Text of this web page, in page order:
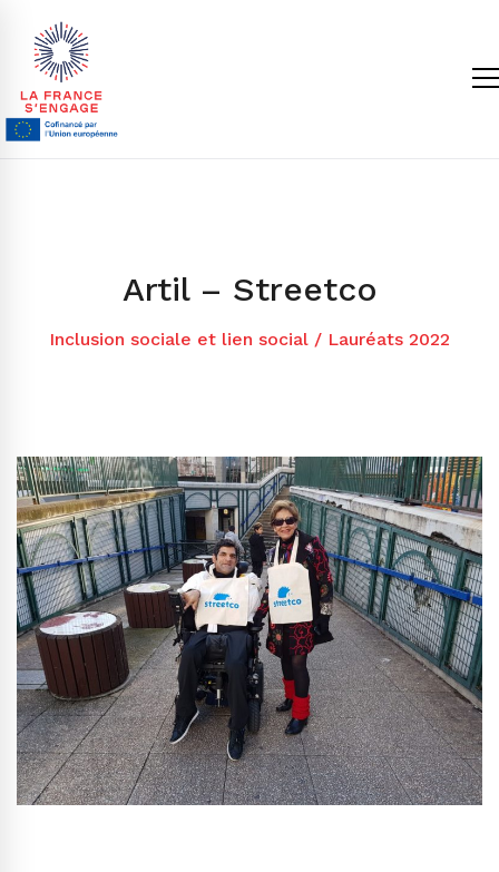
Artil – Streetco
Inclusion sociale et lien social / Lauréats 2022